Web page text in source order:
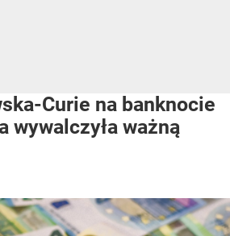
Curie na banknocie
wywalczyła ważną